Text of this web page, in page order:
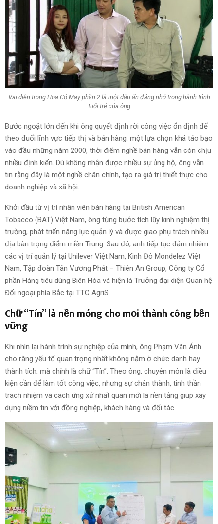
Vai diễn trong Hoa Cỏ May phần 2 là một dấu ấn đáng nhớ trong hành trình
tuổi trẻ của ông
Bước ngoặt lớn đến khi ông quyết định rời công việc ổn định để
theo đuổi lĩnh vực tiếp thị và bán hàng, một lựa chọn khá táo bạo
vào đầu những năm 2000, thời điểm nghề bán hàng vẫn còn chịu
nhiều định kiến. Dù không nhận được nhiều sự ủng hộ, ông vẫn
tin rằng đây là một nghề chân chính, tạo ra giá trị thiết thực cho
doanh nghiệp và xã hội.
Khởi đầu từ vị trí nhân viên bán hàng tại British American
Tobacco (BAT) Việt Nam, ông từng bước tích lũy kinh nghiệm thị
trường, phát triển năng lực quản lý và được giao phụ trách nhiều
địa bàn trọng điểm miền Trung. Sau đó, anh tiếp tục đảm nhiệm
các vị trí quản lý tại Unilever Việt Nam, Kinh Đô Mondelez Việt
Nam, Tập đoàn Tân Vương Phát – Thiên An Group, Công ty Cổ
phần Hàng tiêu dùng Biên Hòa và hiện là Trưởng đại diện Quan hệ
Đối ngoại phía Bắc tại TTC AgriS.
Chữ “Tín” là nền móng cho mọi thành công bền
vững
Khi nhìn lại hành trình sự nghiệp của mình, ông Phạm Văn Ánh
cho rằng yếu tố quan trọng nhất không nằm ở chức danh hay
thành tích, mà chính là chữ “Tín”. Theo ông, chuyên môn là điều
kiện cần để làm tốt công việc, nhưng sự chân thành, tinh thần
trách nhiệm và cách ứng xử nhất quán mới là nền tảng giúp xây
dựng niềm tin với đồng nghiệp, khách hàng và đối tác.